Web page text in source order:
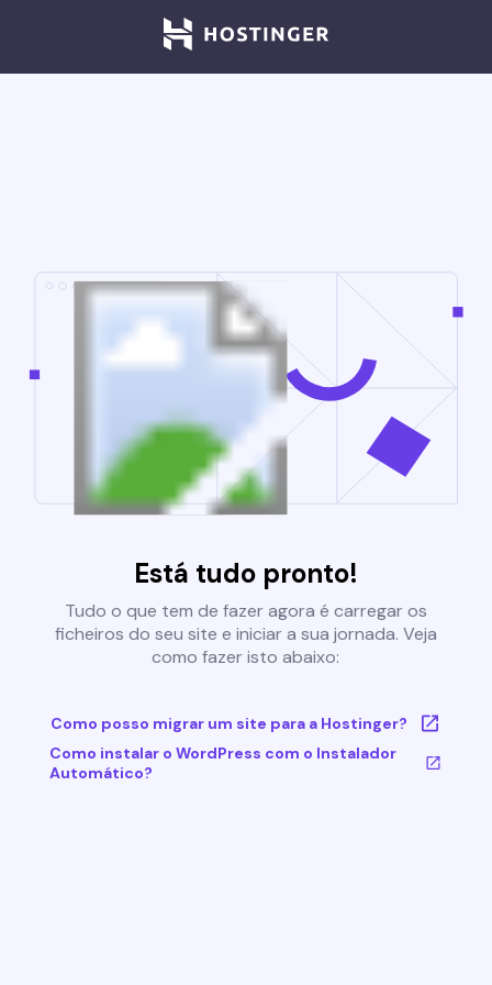
Está tudo pronto!
Tudo o que tem de fazer agora é carregar os
ficheiros do seu site e iniciar a sua jornada. Veja
como fazer isto abaixo:
Como posso migrar um site para a Hostinger?
Como instalar o WordPress com o Instalador
Automático?